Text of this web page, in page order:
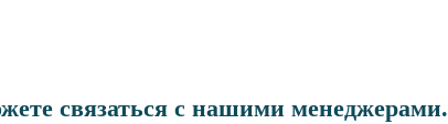
связаться с нашими менеджерами.